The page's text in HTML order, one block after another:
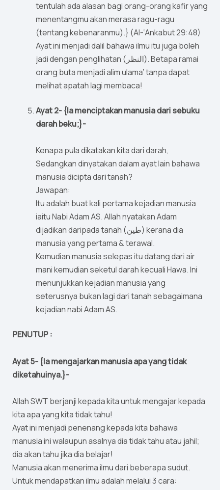
tentulah ada alasan bagi orang-orang kafir yang
menentangmu akan merasa ragu-ragu
(tentang kebenaranmu).} (Al-‘Ankabut 29:48)
Ayat ini menjadi dalil bahawa ilmu itu juga boleh
jadi dengan penglihatan (النظر). Betapa ramai
orang buta menjadi alim ulama’ tanpa dapat
melihat apatah lagi membaca!
Ayat 2- {Ia menciptakan manusia dari sebuku
darah beku;}-
Kenapa pula dikatakan kita dari darah,
Sedangkan dinyatakan dalam ayat lain bahawa
manusia dicipta dari tanah?
Jawapan:
Itu adalah buat kali pertama kejadian manusia
iaitu Nabi Adam AS. Allah nyatakan Adam
dijadikan daripada tanah (طين) kerana dia
manusia yang pertama & terawal.
Kemudian manusia selepas itu datang dari air
mani kemudian seketul darah kecuali Hawa. Ini
menunjukkan kejadian manusia yang
seterusnya bukan lagi dari tanah sebagaimana
kejadian nabi Adam AS.
PENUTUP :
Ayat 5- {Ia mengajarkan manusia apa yang tidak
diketahuinya.}-
Allah SWT berjanji kepada kita untuk mengajar kepada
kita apa yang kita tidak tahu!
Ayat ini menjadi penenang kepada kita bahawa
manusia ini walaupun asalnya dia tidak tahu atau jahil;
dia akan tahu jika dia belajar!
Manusia akan menerima ilmu dari beberapa sudut.
Untuk mendapatkan ilmu adalah melalui 3 cara: